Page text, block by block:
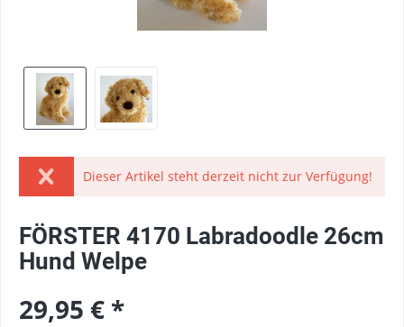
Dieser Artikel steht derzeit nicht zur Verfügung!
FÖRSTER 4170 Labradoodle 26cm
Hund Welpe
29,95 € *